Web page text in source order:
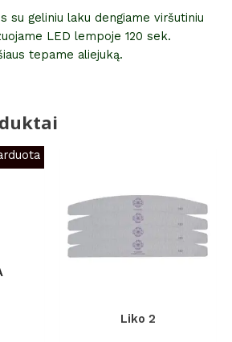
su geliniu laku dengiame viršutiniu
LED lempoje 120 sek.
tepame aliejuką.
Liko 2